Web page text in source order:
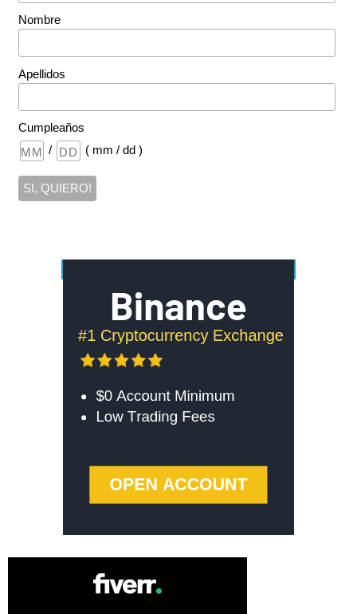
Nombre
Apellidos
Cumpleaños
/
( mm / dd )